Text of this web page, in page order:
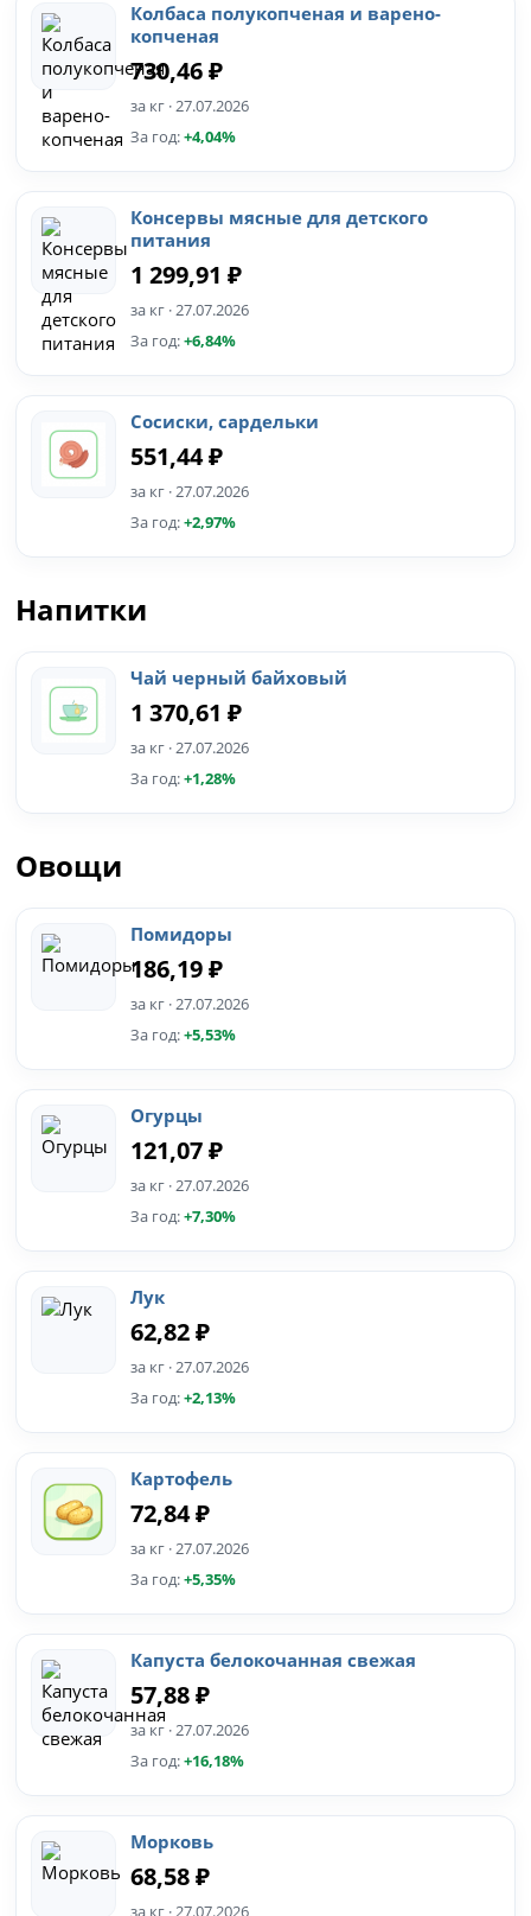
Колбаса полукопченая и варено-
копченая
730,46 ₽
за кг · 27.07.2026
За год:+4,04%
Консервы мясные для детского
питания
1 299,91 ₽
за кг · 27.07.2026
За год:+6,84%
Сосиски, сардельки
551,44 ₽
за кг · 27.07.2026
За год:+2,97%
Напитки
Чай черный байховый
1 370,61 ₽
за кг · 27.07.2026
За год:+1,28%
Овощи
Помидоры
186,19 ₽
за кг · 27.07.2026
За год:+5,53%
Огурцы
121,07 ₽
за кг · 27.07.2026
За год:+7,30%
Лук
62,82 ₽
за кг · 27.07.2026
За год:+2,13%
Картофель
72,84 ₽
за кг · 27.07.2026
За год:+5,35%
Капуста белокочанная свежая
57,88 ₽
за кг · 27.07.2026
За год:+16,18%
Морковь
68,58 ₽